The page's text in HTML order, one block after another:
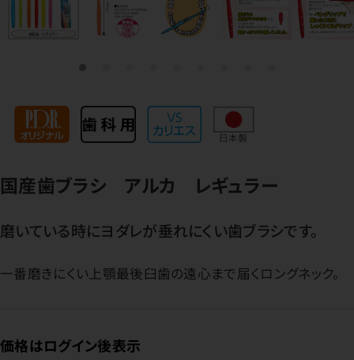
国産歯ブラシ アルカ レギュラー
磨いている時にヨダレが垂れにくい歯ブラシです。
一番磨きにくい上顎最後臼歯の遠心まで届くロングネック。
価格はログイン後表示